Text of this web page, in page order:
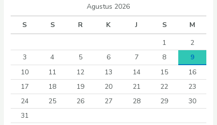
Agustus 2026
S
S R K J S
M
1
2
3
4 5 6 7 8
9
10
11 12 13 14 15
16
17
18 19 20 21 22
23
24
25 26 27 28 29
30
31